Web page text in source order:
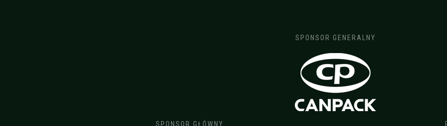
SPONSOR GENERALNY
SPONSOR GŁÓWNY